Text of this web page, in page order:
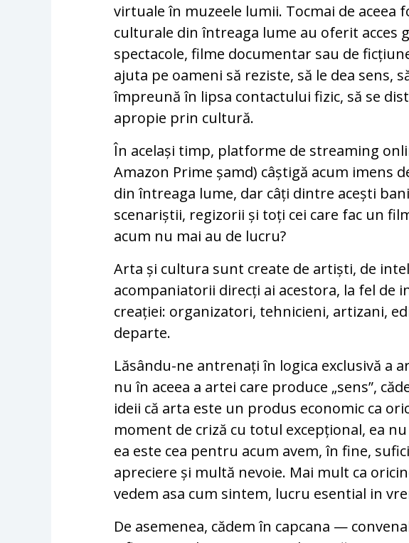
virtuale în muzeele lumii. Tocmai de
culturale din întreaga lume au oferit acces
spectacole, filme documentar sau de
ajuta pe oameni să reziste, să le dea sens,
împreună în lipsa contactului fizic, să se
apropie prin cultură.
În același timp, platforme de streaming
Amazon Prime șamd) câștigă acum imens
din întreaga lume, dar câți dintre acești
scenariștii, regizorii și toți cei care fac un
acum nu mai au de lucru?
Arta și cultura sunt create de artiști, de
acompaniatorii direcți ai acestora, la fel de
creației: organizatori, tehnicieni, artizani,
departe.
Lăsându-ne antrenați în logica exclusivă a
nu în aceea a artei care produce „sens”,
ideii că arta este un produs economic ca
moment de criză cu totul excepțional, ea
ea este cea pentru acum avem, în fine,
apreciere și multă nevoie. Mai mult ca
vedem asa cum sintem, lucru esential in
De asemenea, cădem în capcana —